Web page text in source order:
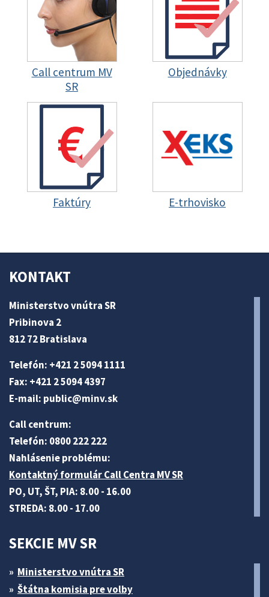
Call centrum MV
SR
Objednávky
Faktúry E-trhovisko
KONTAKT
Ministerstvo vnútra SR
Pribinova 2
812 72 Bratislava
Telefón: +421 2 5094 1111
Fax: +421 2 5094 4397
E-mail: public@minv.sk
Call centrum:
Telefón: 0800 222 222
Nahlásenie problému:
Kontaktný formulár Call Centra MV SR
PO, UT, ŠT, PIA: 8.00 - 16.00
STREDA: 8.00 - 17.00
SEKCIE MV SR
Ministerstvo vnútra SR
Štátna komisia pre volby